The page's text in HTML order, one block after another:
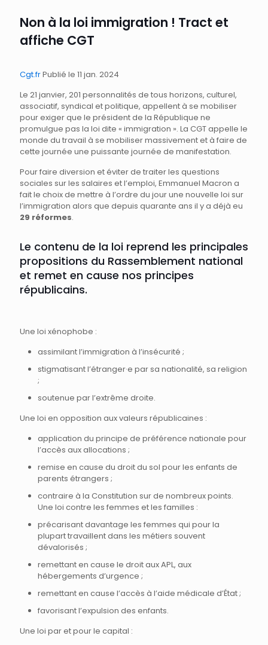
Non à la loi immigration ! Tract et
affiche CGT
Cgt.frPublié le 11 jan. 2024
Le 21 janvier, 201 personnalités de tous horizons, culturel,
associatif, syndical et politique, appellent à se mobiliser
pour exiger que le président de la République ne
promulgue pas la loi dite « immigration ». La CGT appelle le
monde du travail à se mobiliser massivement et à faire de
cette journée une puissante journée de manifestation.
Pour faire diversion et éviter de traiter les questions
sociales sur les salaires et l’emploi, Emmanuel Macron a
fait le choix de mettre à l’ordre du jour une nouvelle loi sur
l’immigration alors que depuis quarante ans il y a déjà eu
29 réformes.
Le contenu de la loi reprend les principales
propositions du Rassemblement national
et remet en cause nos principes
républicains.
Une loi xénophobe :
assimilant l’immigration à l’insécurité ;
stigmatisant l’étranger·e par sa nationalité, sa religion
;
soutenue par l’extrême droite.
Une loi en opposition aux valeurs républicaines :
application du principe de préférence nationale pour
l’accès aux allocations ;
remise en cause du droit du sol pour les enfants de
parents étrangers ;
contraire à la Constitution sur de nombreux points.
Une loi contre les femmes et les familles :
précarisant davantage les femmes qui pour la
plupart travaillent dans les métiers souvent
dévalorisés ;
remettant en cause le droit aux APL, aux
hébergements d’urgence ;
remettant en cause l’accès à l’aide médicale d’État ;
favorisant l’expulsion des enfants.
Une loi par et pour le capital :